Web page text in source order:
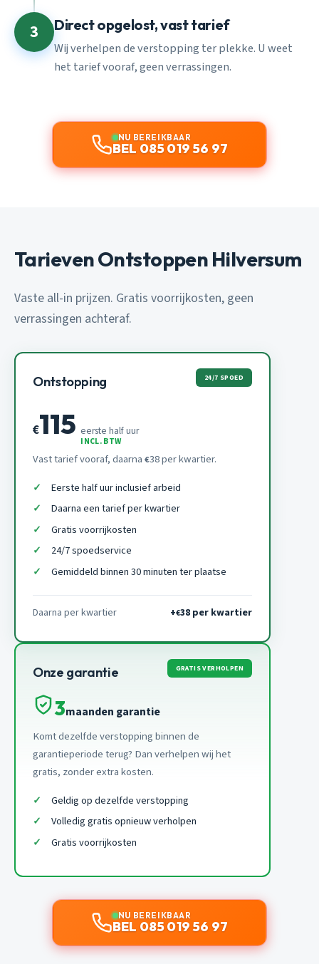
3 Direct opgelost, vast tarief
Wij verhelpen de verstopping ter plekke. U weet
het tarief vooraf, geen verrassingen.
NU BEREIKBAAR
BEL 085 019 56 97
Tarieven Ontstoppen Hilversum
Vaste all-in prijzen. Gratis voorrijkosten, geen
verrassingen achteraf.
Ontstopping 24/7 SPOED
€115 eerste half uur
INCL. BTW
Vast tarief vooraf, daarna €38 per kwartier.
Eerste half uur inclusief arbeid
Daarna een tarief per kwartier
Gratis voorrijkosten
24/7 spoedservice
Gemiddeld binnen 30 minuten ter plaatse
Daarna per kwartier +€38 per kwartier
Onze garantie GRATIS VERHOLPEN
3maanden garantie
Komt dezelfde verstopping binnen de
garantieperiode terug? Dan verhelpen wij het
gratis, zonder extra kosten.
Geldig op dezelfde verstopping
Volledig gratis opnieuw verholpen
Gratis voorrijkosten
NU BEREIKBAAR
BEL 085 019 56 97